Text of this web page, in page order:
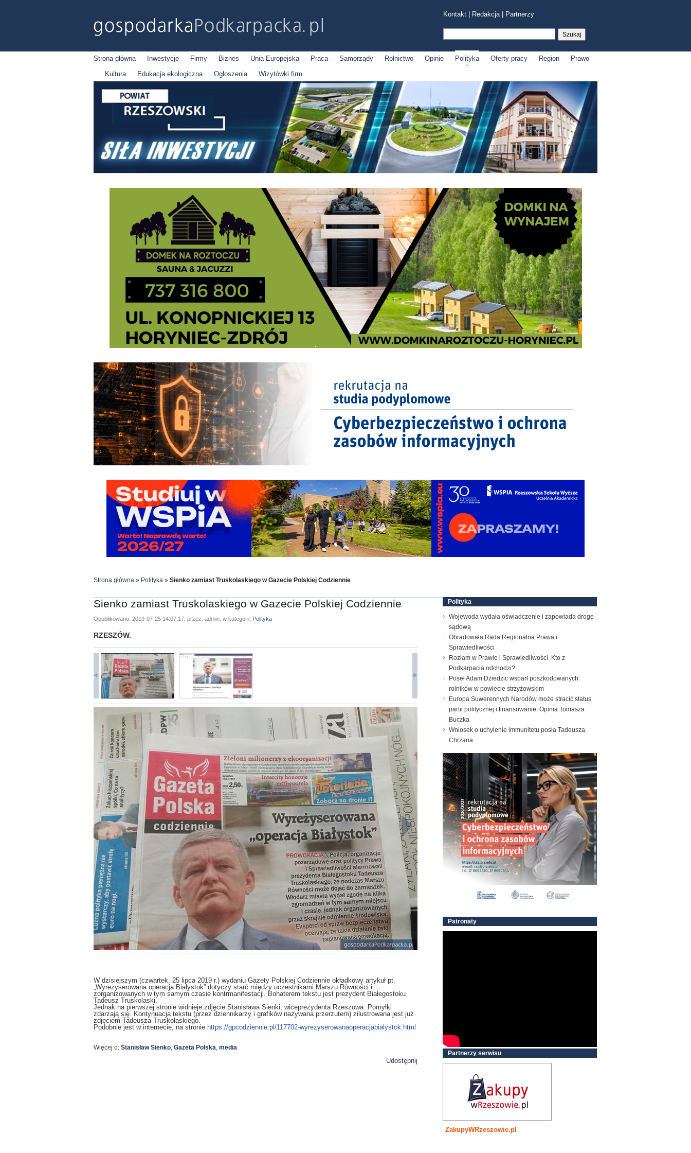
Kontakt Redakcja| Partnerzy
Strona główna Inwestycje Firmy Biznes Unia Europejska Praca Samorządy Rolnictwo Opinie Polityka Oferty pracy Region
Prawo
Kultura
Edukacja ekologiczna Ogłoszenia Wizytówki firm
Strona główna » Polityka » Sienko zamiast Truskolaskiego w Gazecie Polskiej Codziennie
Sienko zamiast Truskolaskiego w Gazecie Polskiej Codziennie
Opublikowano: 2019-07-25 14:07:17, przez: admin, w kategorii: Polityka
RZESZÓW.
W dzisiejszym (czwartek, 25 lipca 2019 r.) wydaniu Gazety Polskiej Codziennie okładkowy artykuł pt.
„Wyreżyserowana operacja Białystok” dotyczy starć między uczestnikami Marszu Równości i
zorganizowanych w tym samym czasie kontrmanifestacji. Bohaterem tekstu jest prezydent Białegostoku
Tadeusz Truskolaski.
Jednak na pierwszej stronie widnieje zdjęcie Stanisława Sienki, wiceprezydenta Rzeszowa. Pomyłki
zdarzają się. Kontynuacja tekstu (przez dziennikarzy i grafików nazywana przerzutem) zilustrowana jest już
zdjęciem Tadeusza Truskolaskiego.
Podobnie jest w internecie, na stronie https://gpcodziennie.pl/117702-wyrezyserowanaoperacjabialystok.html
Więcej o: Stanisław Sienko, Gazeta Polska, media
Udostępnij
Polityka
Wojewoda wydała oświadczenie i zapowiada drogę
sądową
Obradowała Rada Regionalna Prawa i
Sprawiedliwości
Rozłam w Prawie i Sprawiedliwości. Kto z
Podkarpacia odchodzi?
Poseł Adam Dziedzic wsparł poszkodowanych
rolników w powiecie strzyżowskim
Europa Suwerennych Narodów może stracić status
partii politycznej i finansowanie. Opinia Tomasza
Buczka
Wniosek o uchylenie immunitetu posła Tadeusza
Chrzana
Patronaty
Partnerzy serwisu
ZakupyWRzeszowie.pl